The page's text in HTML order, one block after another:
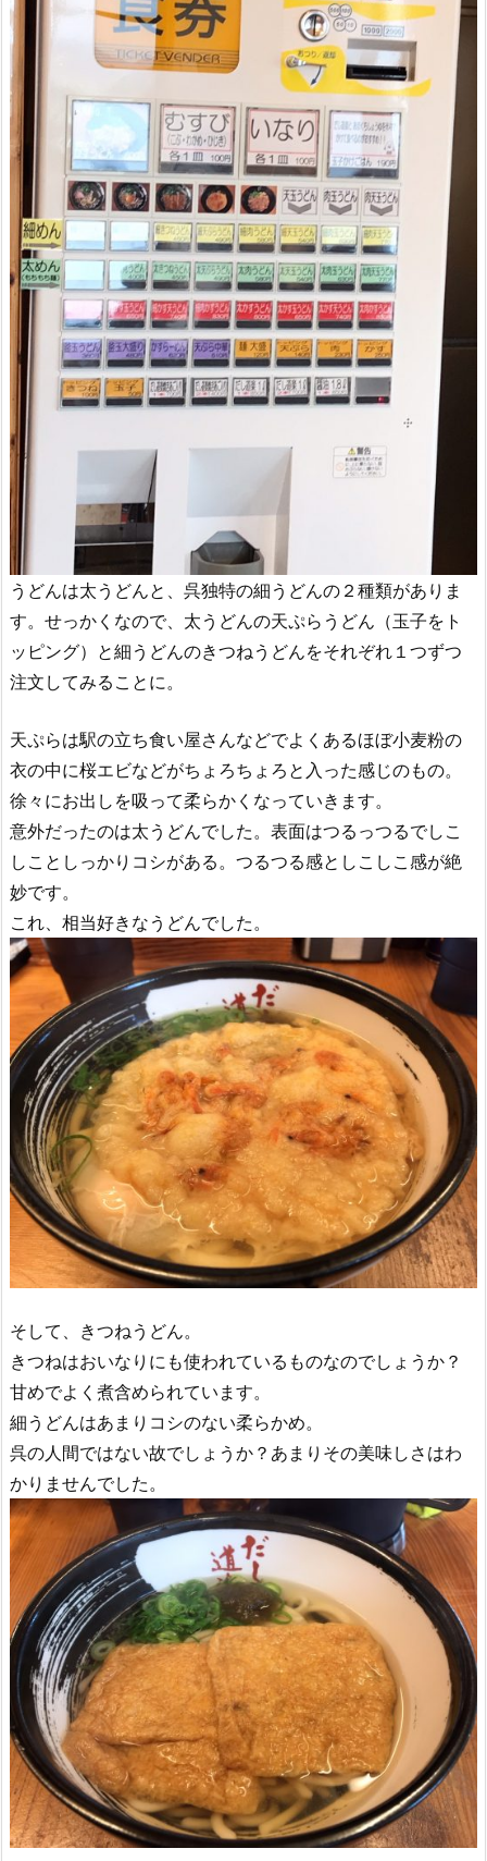
うどんは太うどんと、呉独特の細うどんの２種類がありま
す。せっかくなので、太うどんの天ぷらうどん（玉子をト
ッピング）と細うどんのきつねうどんをそれぞれ１つずつ
注文してみることに。
天ぷらは駅の立ち食い屋さんなどでよくあるほぼ小麦粉の
衣の中に桜エビなどがちょろちょろと入った感じのもの。
徐々にお出しを吸って柔らかくなっていきます。
意外だったのは太うどんでした。表面はつるっつるでしこ
しことしっかりコシがある。つるつる感としこしこ感が絶
妙です。
これ、相当好きなうどんでした。
そして、きつねうどん。
きつねはおいなりにも使われているものなのでしょうか？
甘めでよく煮含められています。
細うどんはあまりコシのない柔らかめ。
呉の人間ではない故でしょうか？あまりその美味しさはわ
かりませんでした。